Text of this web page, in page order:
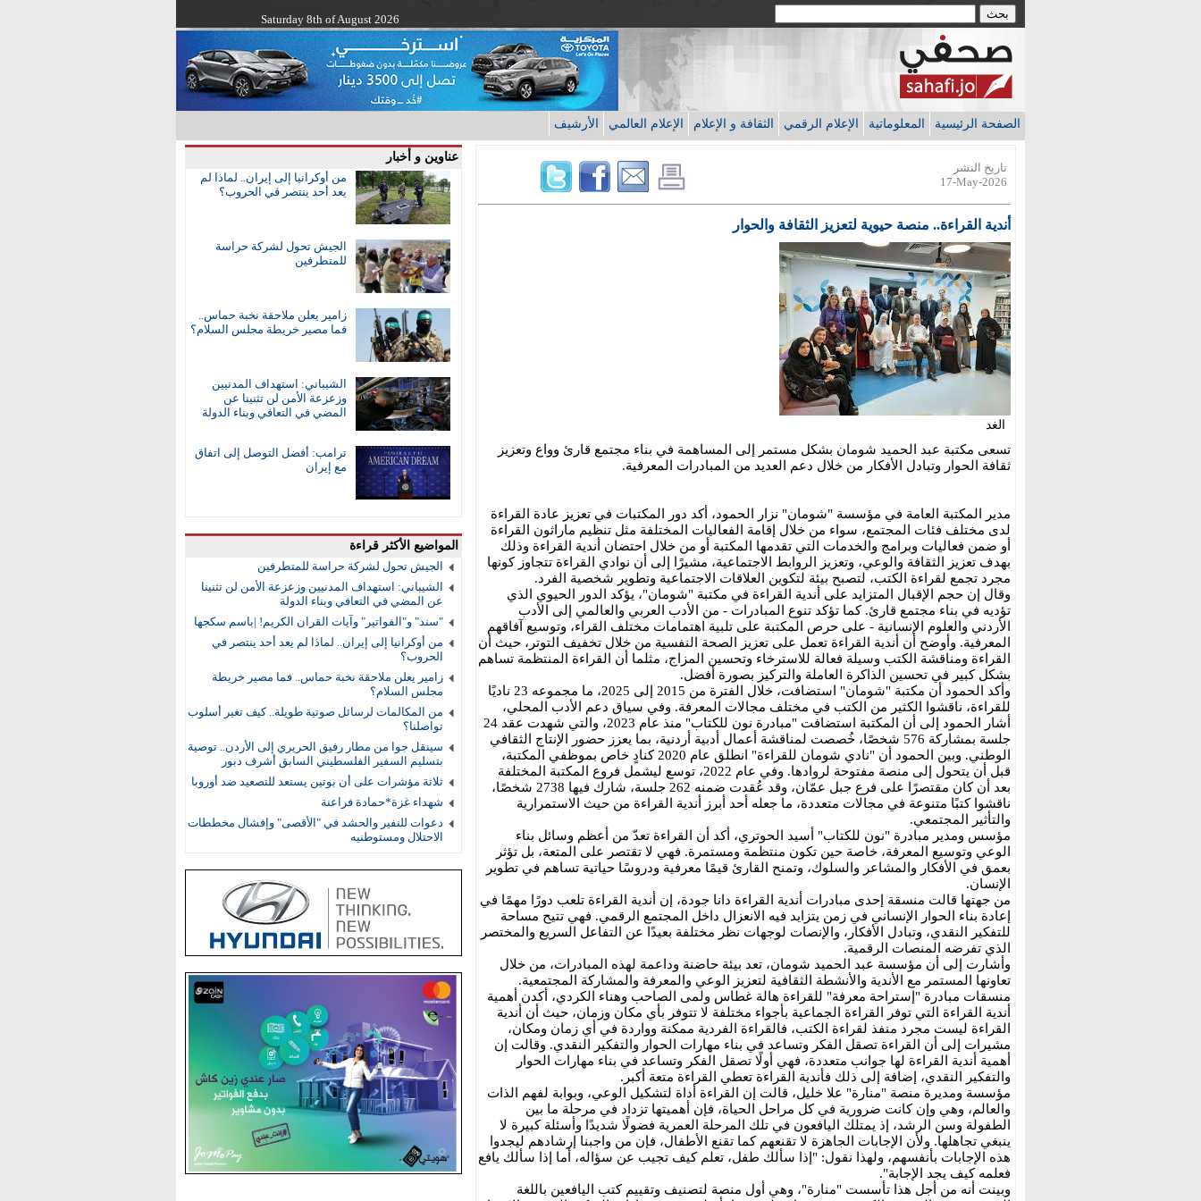
Saturday 8th of August 2026
الصفحة الرئيسية المعلوماتية الإعلام الرقمي الثقافة و الإعلام الإعلام العالمي الأرشيف
عناوين و أخبار
من أوكرانيا إلى إيران.. لماذا لم
يعد أحد ينتصر في الحروب؟
الجيش تحول لشركة حراسة
للمتطرفين
زامير يعلن ملاحقة نخبة حماس..
فما مصير خريطة مجلس السلام؟
الشيباني: استهداف المدنيين
وزعزعة الأمن لن تثنينا عن
المضي في التعافي وبناء الدولة
ترامب: أفضل التوصل إلى اتفاق
مع إيران
المواضيع الأكثر قراءة
الجيش تحول لشركة حراسة للمتطرفين
الشيباني: استهداف المدنيين وزعزعة الأمن لن تثنينا
عن المضي في التعافي وبناء الدولة
"سند" و"الفواتير" وآيات القران الكريم! |باسم سكجها
من أوكرانيا إلى إيران.. لماذا لم يعد أحد ينتصر في
الحروب؟
زامير يعلن ملاحقة نخبة حماس.. فما مصير خريطة
مجلس السلام؟
من المكالمات لرسائل صوتية طويلة.. كيف تغير أسلوب
تواصلنا؟
سينقل جوا من مطار رفيق الحريري إلى الأردن.. توصية
بتسليم السفير الفلسطيني السابق أشرف دبور
ثلاثة مؤشرات على أن بوتين يستعد للتصعيد ضد أوروبا
شهداء غزة*حمادة فراعنة
دعوات للنفير والحشد في "الأقصى" وإفشال مخططات
الاحتلال ومستوطنيه
تاريخ النشر
17-May-2026
أندية القراءة.. منصة حيوية لتعزيز الثقافة والحوار
الغد
تسعى مكتبة عبد الحميد شومان بشكل مستمر إلى المساهمة في بناء مجتمع قارئ وواع وتعزيز
ثقافة الحوار وتبادل الأفكار من خلال دعم العديد من المبادرات المعرفية.
مدير المكتبة العامة في مؤسسة "شومان" نزار الحمود، أكد دور المكتبات في تعزيز عادة القراءة
لدى مختلف فئات المجتمع، سواء من خلال إقامة الفعاليات المختلفة مثل تنظيم ماراثون القراءة
أو ضمن فعاليات وبرامج والخدمات التي تقدمها المكتبة أو من خلال احتضان أندية القراءة وذلك
بهدف تعزيز الثقافة والوعي، وتعزيز الروابط الاجتماعية، مشيرًا إلى أن نوادي القراءة تتجاوز كونها
مجرد تجمع لقراءة الكتب، لتصبح بيئة لتكوين العلاقات الاجتماعية وتطوير شخصية الفرد.
وقال إن حجم الإقبال المتزايد على أندية القراءة في مكتبة "شومان"، يؤكد الدور الحيوي الذي
تؤديه في بناء مجتمع قارئ. كما تؤكد تنوع المبادرات - من الأدب العربي والعالمي إلى الأدب
الأردني والعلوم الإنسانية - على حرص المكتبة على تلبية اهتمامات مختلف القراء، وتوسيع آفاقهم
المعرفية. وأوضح أن أندية القراءة تعمل على تعزيز الصحة النفسية من خلال تخفيف التوتر، حيث أن
القراءة ومناقشة الكتب وسيلة فعالة للاسترخاء وتحسين المزاج، مثلما أن القراءة المنتظمة تساهم
بشكل كبير في تحسين الذاكرة العاملة والتركيز بصورة أفضل.
وأكد الحمود أن مكتبة "شومان" استضافت، خلال الفترة من 2015 إلى 2025، ما مجموعه 23 ناديًا
للقراءة، ناقشوا الكثير من الكتب في مختلف مجالات المعرفة. وفي سياق دعم الأدب المحلي،
أشار الحمود إلى أن المكتبة استضافت "مبادرة نون للكتاب" منذ عام 2023، والتي شهدت عقد 24
جلسة بمشاركة 576 شخصًا، خُصصت لمناقشة أعمال أدبية أردنية، بما يعزز حضور الإنتاج الثقافي
الوطني. وبين الحمود أن "نادي شومان للقراءة" انطلق عام 2020 كنادٍ خاص بموظفي المكتبة،
قبل أن يتحول إلى منصة مفتوحة لروادها. وفي عام 2022، توسع ليشمل فروع المكتبة المختلفة
بعد أن كان مقتصرًا على فرع جبل عمّان، وقد عُقدت ضمنه 262 جلسة، شارك فيها 2738 شخصًا،
ناقشوا كتبًا متنوعة في مجالات متعددة، ما جعله أحد أبرز أندية القراءة من حيث الاستمرارية
والتأثير المجتمعي.
مؤسس ومدير مبادرة "نون للكتاب" أسيد الحوتري، أكد أن القراءة تعدّ من أعظم وسائل بناء
الوعي وتوسيع المعرفة، خاصة حين تكون منتظمة ومستمرة. فهي لا تقتصر على المتعة، بل تؤثر
بعمق في الأفكار والمشاعر والسلوك، وتمنح القارئ قيمًا معرفية ودروسًا حياتية تساهم في تطوير
الإنسان.
من جهتها قالت منسقة إحدى مبادرات أندية القراءة دانا جودة، إن أندية القراءة تلعب دورًا مهمًا في
إعادة بناء الحوار الإنساني في زمن يتزايد فيه الانعزال داخل المجتمع الرقمي. فهي تتيح مساحة
للتفكير النقدي، وتبادل الأفكار، والإنصات لوجهات نظر مختلفة بعيدًا عن التفاعل السريع والمختصر
الذي تفرضه المنصات الرقمية.
وأشارت إلى أن مؤسسة عبد الحميد شومان، تعد بيئة حاضنة وداعمة لهذه المبادرات، من خلال
تعاونها المستمر مع الأندية والأنشطة الثقافية لتعزيز الوعي والمعرفة والمشاركة المجتمعية.
منسقات مبادرة "إستراحة معرفة" للقراءة هالة غطاس ولمى الصاحب وهناء الكردي، أكدن أهمية
أندية القراءة التي توفر القراءة الجماعية بأجواء مختلفة لا تتوفر بأي مكان وزمان، حيث أن أندية
القراءة ليست مجرد منفذ لقراءة الكتب، فالقراءة الفردية ممكنة وواردة في أي زمان ومكان،
مشيرات إلى أن القراءة تصقل الفكر وتساعد في بناء مهارات الحوار والتفكير النقدي. وقالت إن
أهمية أندية القراءة لها جوانب متعددة، فهي أولًا تصقل الفكر وتساعد في بناء مهارات الحوار
والتفكير النقدي، إضافة إلى ذلك فأندية القراءة تعطي القراءة متعة أكبر.
مؤسسة ومديرة منصة "منارة" علا خليل، قالت إن القراءة أداة لتشكيل الوعي، وبوابة لفهم الذات
والعالم، وهي وإن كانت ضرورية في كل مراحل الحياة، فإن أهميتها تزداد في مرحلة ما بين
الطفولة وسن الرشد، إذ يمتلك اليافعون في تلك المرحلة العمرية فضولًا شديدًا وأسئلة كبيرة لا
ينبغي تجاهلها. ولأن الإجابات الجاهزة لا تقنعهم كما تقنع الأطفال، فإن من واجبنا إرشادهم ليجدوا
هذه الإجابات بأنفسهم، ولهذا نقول: "إذا سألك طفل، تعلم كيف تجيب عن سؤاله، أما إذا سألك يافع
فعلمه كيف يجد الإجابة".
وبينت أنه من أجل هذا تأسست "منارة"، وهي أول منصة لتصنيف وتقييم كتب اليافعين باللغة